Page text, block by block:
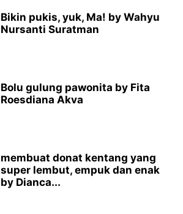
Bikin pukis, yuk, Ma! by Wahyu
Nursanti Suratman
Bolu gulung pawonita by Fita
Roesdiana Akva
membuat donat kentang yang
super lembut, empuk dan enak
by Dianca...